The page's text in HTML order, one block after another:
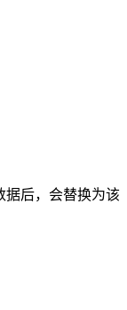
据后，会替换为该